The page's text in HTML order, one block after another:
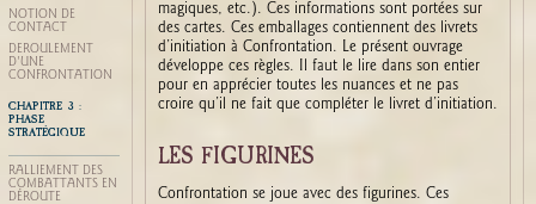
NOTION DE
CONTACT
DÉROULEMENT
D'UNE
CONFRONTATION
CHAPITRE 3 :
PHASE
STRATÉGIQUE
RALLIEMENT DES
COMBATTANTS EN
DÉROUTE
magiques, etc.). Ces informations sont portées sur
des cartes. Ces emballages contiennent des livrets
d’initiation à Confrontation. Le présent ouvrage
développe ces règles. Il faut le lire dans son entier
pour en apprécier toutes les nuances et ne pas
croire qu’il ne fait que compléter le livret d’initiation.
LES FIGURINES
Confrontation se joue avec des figurines. Ces